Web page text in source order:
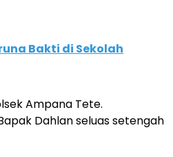
Bakti di Sekolah
Ampana Tete.
Dahlan seluas setengah